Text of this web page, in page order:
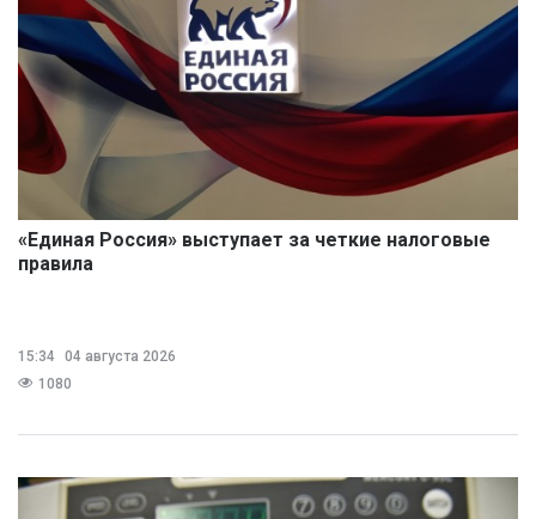
«Единая Россия» выступает за четкие налоговые
правила
15:34
04 августа 2026
1080